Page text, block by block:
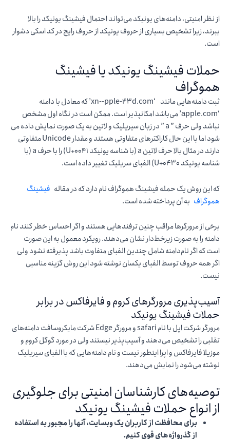
از نظر امنیتی، دامنه‌های یونیکد می‌تواند احتمال فیشینگ یونیکد را بالا
ببرند، زیرا تشخیص بسیاری از حروف یونیکد از حروف رایج در کد اسکی دشوار
است.
حملات فیشینگ یونیکد یا فیشینگ
هموگراف
ثبت دامنه‌هایی مانند ‘xn--pple-43d.com’ که معادل با دامنه
‘аpple.com’ می‌باشد امکانپذیر است. ممکن است در نگاه اول مشخص
نباشد ولی حرف ” a ” در زبان سیریلیک و لاتین به یک صورت نمایش داده می
شود اما با این حال کاراکترهای متفاوتی هستند و مقدار Unicode متفاوتی
دارند در مثال بالا حرف لاتین a (با شناسه یونیکد U+0041) را با حرف a (با
شناسه یونیکد U+0430) الفبای سریلیک تغییر داده است.
که این روش یک حمله فیشینگ هموگراف نام دارد که در مقاله فیشینگ
هموگراف به آن پرداخته شده است.
برخی از مرورگرها مراقب چنین ترفندهایی هستند و اگر احساس خطر کنند نام
دامنه را به صورت زیرخط‌دار نشان می‌دهند. رویکرد معمول به این صورت
است که اگر نام‌دامنه شامل چندین الفبای متفاوت باشد پذیرفته نشود ولی
اگر همه حروف توسط الفبای یکسان نوشته شود این روش گزینه مناسبی
نیست.
آسیب‌پذیری مرورگرهای کروم و فایرفاکس در برابر
حملات فیشینگ یونیکد
مرورگر شرکت اپل با نام safari و مرورگر Edge شرکت مایکروسافت دامنه‌های
تقلبی را تشخیص می‌دهند و آسیب‌پذیر نیستند ولی در مورد گوگل کروم و
موزیلا فایرفاکس و اپرا اینطور نیست و نام دامنه‌هایی که با الفبای سیریلیک
نوشته می‌شود را نمایش می‌دهند.
توصیه‌های کارشناسان امنیتی برای جلوگیری
از انواع حملات فیشینگ یونیکد
برای محافظت از کاربران یک وبسایت، آنها را مجبور به استفاده
از گذرواژه‎‌های قوی کنیم.